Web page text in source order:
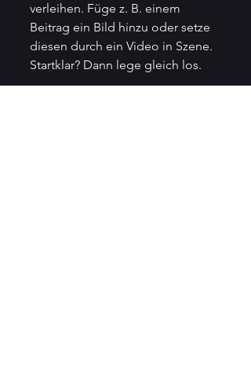
verleihen. Füge z. B. einem
Beitrag ein Bild hinzu oder setze
diesen durch ein Video in Szene.
Startklar? Dann lege gleich los.